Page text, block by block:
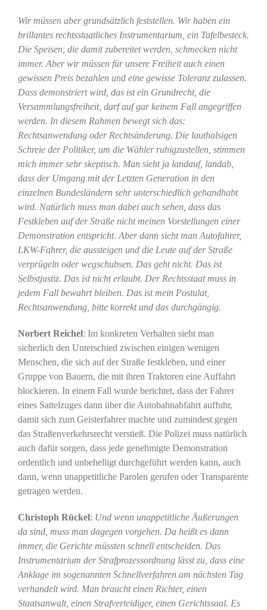
Wir müssen aber grundsätzlich feststellen. Wir haben ein
brillantes rechtsstaatliches Instrumentarium, ein Tafelbesteck.
Die Speisen, die damit zubereitet werden, schmecken nicht
immer. Aber wir müssen für unsere Freiheit auch einen
gewissen Preis bezahlen und eine gewisse Toleranz zulassen.
Dass demonstriert wird, das ist ein Grundrecht, die
Versammlungsfreiheit, darf auf gar keinem Fall angegriffen
werden. In diesem Rahmen bewegt sich das:
Rechtsanwendung oder Rechtsänderung. Die lauthalsigen
Schreie der Politiker, um die Wähler ruhigzustellen, stimmen
mich immer sehr skeptisch. Man sieht ja landauf, landab,
dass der Umgang mit der Letzten Generation in den
einzelnen Bundesländern sehr unterschiedlich gehandhabt
wird. Natürlich muss man dabei auch sehen, dass das
Festkleben auf der Straße nicht meinen Vorstellungen einer
Demonstration entspricht. Aber dann sieht man Autofahrer,
LKW-Fahrer, die aussteigen und die Leute auf der Straße
verprügeln oder wegschubsen. Das geht nicht. Das ist
Selbstjustiz. Das ist nicht erlaubt. Der Rechtsstaat muss in
jedem Fall bewahrt bleiben. Das ist mein Postulat,
Rechtsanwendung, bitte korrekt und das durchgängig.
Norbert Reichel: Im konkreten Verhalten sieht man
sicherlich den Unterschied zwischen einigen wenigen
Menschen, die sich auf der Straße festkleben, und einer
Gruppe von Bauern, die mit ihren Traktoren eine Auffahrt
blockieren. In einem Fall wurde berichtet, dass der Fahrer
eines Sattelzuges dann über die Autobahnabfahrt auffuhr,
damit sich zum Geisterfahrer machte und zumindest gegen
das Straßenverkehrsrecht verstieß. Die Polizei muss natürlich
auch dafür sorgen, dass jede genehmigte Demonstration
ordentlich und unbehelligt durchgeführt werden kann, auch
dann, wenn unappetitliche Parolen gerufen oder Transparente
getragen werden.
Christoph Rückel: Und wenn unappetitliche Äußerungen
da sind, muss man dagegen vorgehen. Da heißt es dann
immer, die Gerichte müssten schnell entscheiden. Das
Instrumentarium der Strafprozessordnung lässt zu, dass eine
Anklage im sogenannten Schnellverfahren am nächsten Tag
verhandelt wird. Man braucht einen Richter, einen
Staatsanwalt, einen Strafverteidiger, einen Gerichtssaal. Es